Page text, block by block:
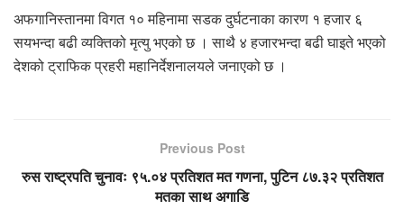
अफगानिस्तानमा विगत १० महिनामा सडक दुर्घटनाका कारण १ हजार ६
सयभन्दा बढी व्यक्तिको मृत्यु भएको छ । साथै ४ हजारभन्दा बढी घाइते भएको
देशको ट्राफिक प्रहरी महानिर्देशनालयले जनाएको छ ।
Previous Post
रुस राष्ट्रपति चुनावः ९५.०४ प्रतिशत मत गणना, पुटिन ८७.३२ प्रतिशत
मतका साथ अगाडि